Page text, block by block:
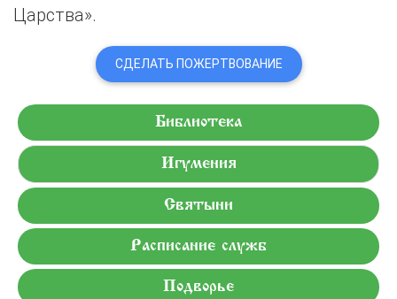
Царства».
СДЕЛАТЬ ПОЖЕРТВОВАНИЕ
Библиотека
Игумения
Святыни
Расписание служб
Подворье